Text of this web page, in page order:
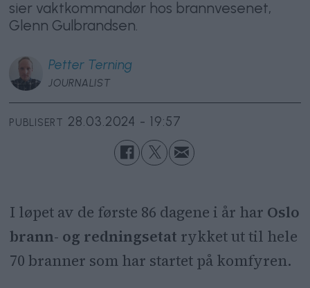
sier vaktkommandør hos brannvesenet,
Glenn Gulbrandsen.
Petter Terning
JOURNALIST
PUBLISERT 28.03.2024 - 19:57
I løpet av de første 86 dagene i år har Oslo
brann- og redningsetat rykket ut til hele
70 branner som har startet på komfyren.